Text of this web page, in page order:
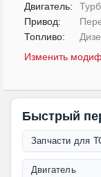
Двигатель:
Привод:
Топливо:
Изменить
Быстрый
Запчасти для
Двигатель